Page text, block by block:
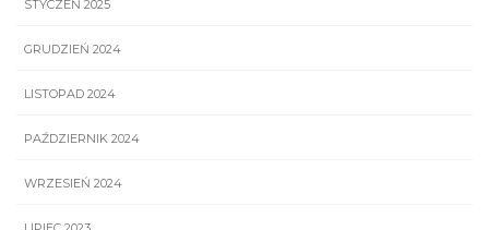
STYCZEŃ 2025
GRUDZIEŃ 2024
LISTOPAD 2024
PAŹDZIERNIK 2024
WRZESIEŃ 2024